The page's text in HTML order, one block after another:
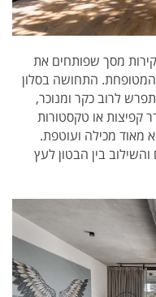
קירות מסך שפותחים את
התחושה בסלון
לרוב כקר ומנוכר,
קפיצות או טקסטורות
מאוד מכילה ועוטפת.
בין הבטון לעץ